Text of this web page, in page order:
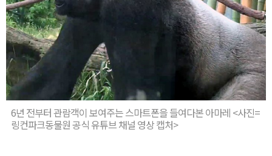
6년 전부터 관람객이 보여주는 스마트폰을 들여다본 아마레 <사진=
링컨파크동물원 공식 유튜브 채널 영상 캡처>